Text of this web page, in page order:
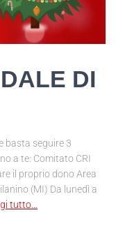
DI
basta seguire 3
a te: Comitato CRI
il proprio dono Area
(MI) Da lunedì a
tutto…